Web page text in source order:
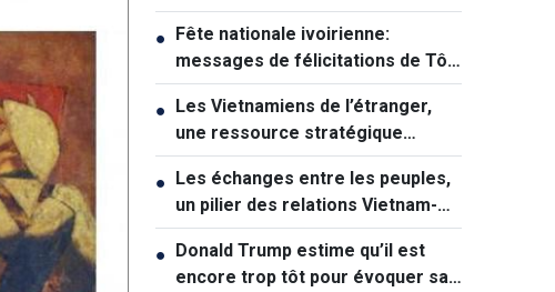
● Fête nationale ivoirienne:
messages de félicitations de Tô
Lâm et de Lê Hoài Trung
● Les Vietnamiens de l’étranger,
une ressource stratégique
majeure contribuant au
renforcement de la puissance
nationale
● Les échanges entre les peuples,
un pilier des relations Vietnam-
Australie
● Donald Trump estime qu’il est
encore trop tôt pour évoquer sa